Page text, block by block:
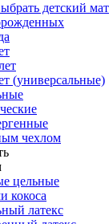
детский
(универсальные)
чехлом
цельные
кокоса
латекс